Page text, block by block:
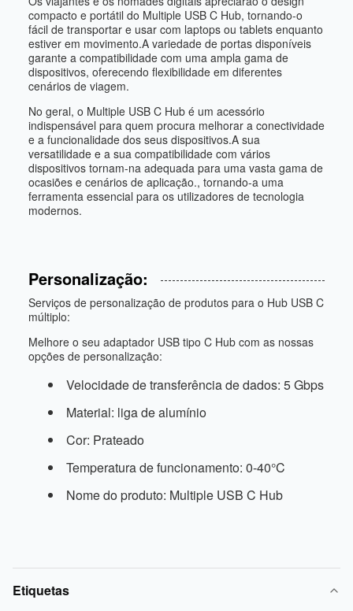
compacto e portátil do Multiple USB C Hub, tornando-o
fácil de transportar e usar com laptops ou tablets enquanto
estiver em movimento.A variedade de portas disponíveis
garante a compatibilidade com uma ampla gama de
dispositivos, oferecendo flexibilidade em diferentes
cenários de viagem.
No geral, o Multiple USB C Hub é um acessório
indispensável para quem procura melhorar a conectividade
e a funcionalidade dos seus dispositivos.A sua
versatilidade e a sua compatibilidade com vários
dispositivos tornam-na adequada para uma vasta gama de
ocasiões e cenários de aplicação., tornando-a uma
ferramenta essencial para os utilizadores de tecnologia
modernos.
Personalização:
Serviços de personalização de produtos para o Hub USB C
múltiplo:
Melhore o seu adaptador USB tipo C Hub com as nossas
opções de personalização:
Velocidade de transferência de dados: 5 Gbps
Material: liga de alumínio
Cor: Prateado
Temperatura de funcionamento: 0-40°C
Nome do produto: Multiple USB C Hub
Etiquetas